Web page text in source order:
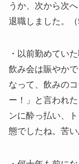
うか、次から次
退職しました。（
・以前勤めてい
飲み会は賑やか
なって、飲みの
ー！」と言われ
ンに酔っ払い、
態でしたね。苦